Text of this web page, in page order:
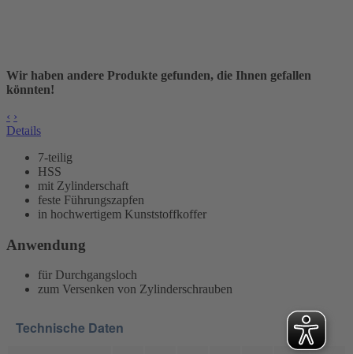
Wir haben andere Produkte gefunden, die Ihnen gefallen
könnten!
‹ ›
Details
7-teilig
HSS
mit Zylinderschaft
feste Führungszapfen
in hochwertigem Kunststoffkoffer
Anwendung
für Durchgangsloch
zum Versenken von Zylinderschrauben
Technische Daten